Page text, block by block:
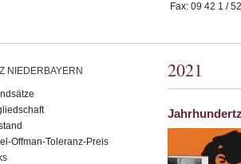
Fax: 09 42 1 /
NIEDERBAYERN
Offman-Toleranz-Preis
2021